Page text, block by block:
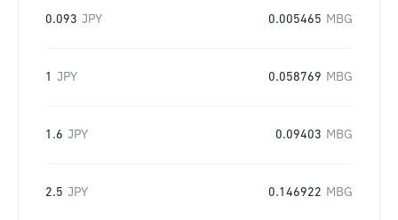
0.093 JPY 0.005465 MBG
1 JPY 0.058769 MBG
1.6 JPY 0.09403 MBG
2.5 JPY 0.146922 MBG